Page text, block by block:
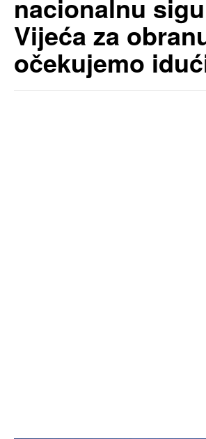
nacionalnu
Vijeća za
očekujemo